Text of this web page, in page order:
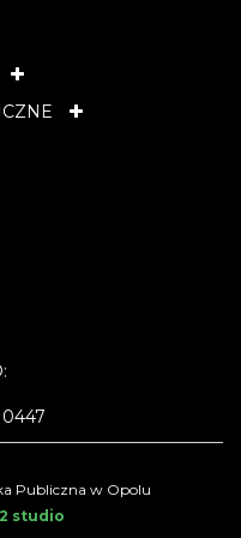
Publiczna w Opolu
studio